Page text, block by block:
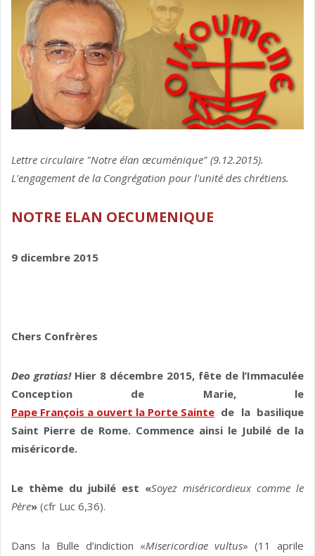
Lettre circulaire "Notre élan œcuménique" (9.12.2015).
L'engagement de la Congrégation pour l'unité des chrétiens.
NOTRE ELAN OECUMENIQUE
9 dicembre 2015
Chers Confrères
Deo gratias!Hier 8 décembre 2015, fête de l’Immaculée
Conception de Marie, le
Pape François a ouvert la Porte Sainte de la basilique
Saint Pierre de Rome. Commence ainsi le Jubilé de la
miséricorde.
Le thème du jubilé est «Soyez miséricordieux comme le
Père» (cfr Luc 6,36).
Dans la Bulle d’indiction «Misericordiae vultus» (11 aprile